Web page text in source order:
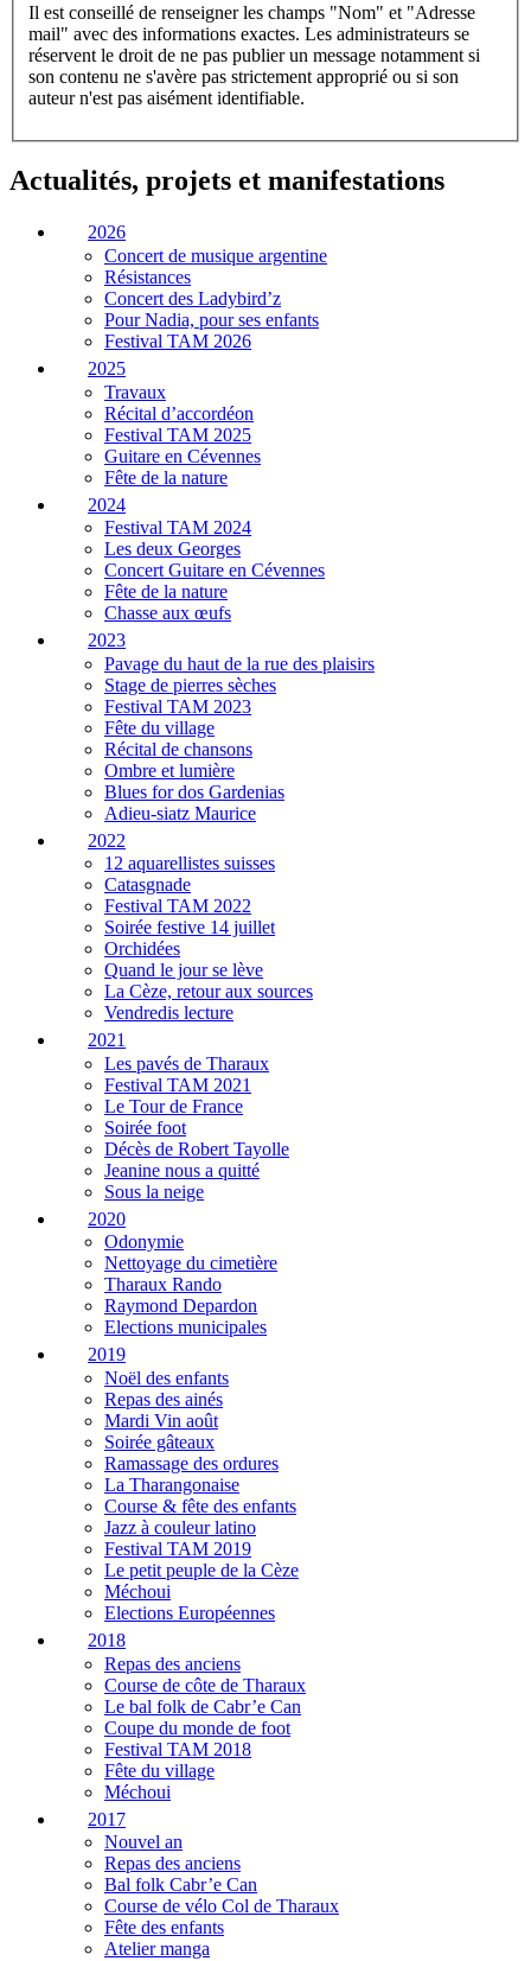
Il est conseillé de renseigner les champs "Nom" et "Adresse
mail" avec des informations exactes. Les administrateurs se
réservent le droit de ne pas publier un message notamment si
son contenu ne s'avère pas strictement approprié ou si son
auteur n'est pas aisément identifiable.
Actualités, projets et manifestations
2026
Concert de musique argentine
Résistances
Concert des Ladybird’z
Pour Nadia, pour ses enfants
Festival TAM 2026
2025
Travaux
Récital d’accordéon
Festival TAM 2025
Guitare en Cévennes
Fête de la nature
2024
Festival TAM 2024
Les deux Georges
Concert Guitare en Cévennes
Fête de la nature
Chasse aux œufs
2023
Pavage du haut de la rue des plaisirs
Stage de pierres sèches
Festival TAM 2023
Fête du village
Récital de chansons
Ombre et lumière
Blues for dos Gardenias
Adieu-siatz Maurice
2022
12 aquarellistes suisses
Catasgnade
Festival TAM 2022
Soirée festive 14 juillet
Orchidées
Quand le jour se lève
La Cèze, retour aux sources
Vendredis lecture
2021
Les pavés de Tharaux
Festival TAM 2021
Le Tour de France
Soirée foot
Décès de Robert Tayolle
Jeanine nous a quitté
Sous la neige
2020
Odonymie
Nettoyage du cimetière
Tharaux Rando
Raymond Depardon
Elections municipales
2019
Noël des enfants
Repas des ainés
Mardi Vin août
Soirée gâteaux
Ramassage des ordures
La Tharangonaise
Course & fête des enfants
Jazz à couleur latino
Festival TAM 2019
Le petit peuple de la Cèze
Méchoui
Elections Européennes
2018
Repas des anciens
Course de côte de Tharaux
Le bal folk de Cabr’e Can
Coupe du monde de foot
Festival TAM 2018
Fête du village
Méchoui
2017
Nouvel an
Repas des anciens
Bal folk Cabr’e Can
Course de vélo Col de Tharaux
Fête des enfants
Atelier manga